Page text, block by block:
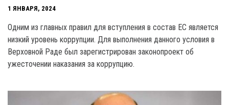
1 ЯНВАРЯ, 2024
Одним из главных правил для вступления в состав EC является
низкий уровень коррупции. Для выполнения данного условия в
Верховной Раде был зарегистрирован законопроект об
ужесточении наказания за коррупцию.